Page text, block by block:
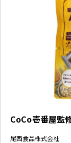
CoCo壱番屋監
尾西食品株式会社